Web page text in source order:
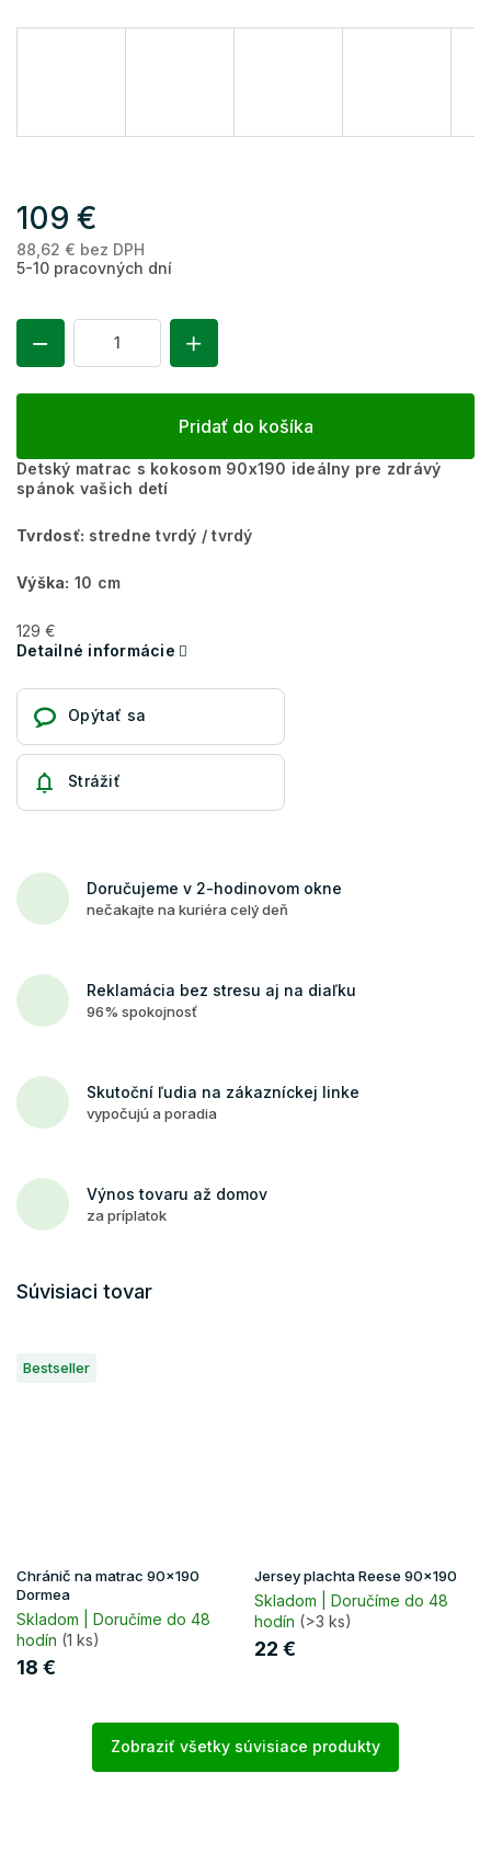
109 €
88,62 € bez DPH
5-10 pracovných dní
Pridať do košíka
Detský matrac s kokosom 90x190 ideálny pre zdrávý
spánok vašich detí
Tvrdosť: stredne tvrdý / tvrdý
Výška: 10 cm
129 €
Detailné informácie
Opýtať sa
Strážiť
Doručujeme v 2-hodinovom okne
nečakajte na kuriéra celý deň
Reklamácia bez stresu aj na diaľku
96% spokojnosť
Skutoční ľudia na zákazníckej linke
vypočujú a poradia
Výnos tovaru až domov
za príplatok
Súvisiaci tovar
Bestseller
Chránič na matrac 90x190
Dormea
Skladom | Doručíme do 48
hodín (1 ks)
18 €
Jersey plachta Reese 90x190
Skladom | Doručíme do 48
hodín (>3 ks)
22 €
Zobraziť všetky súvisiace produkty